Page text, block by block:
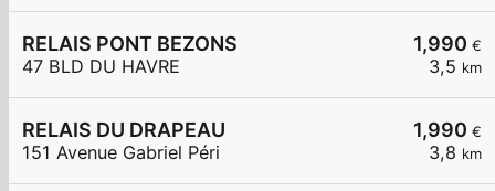
1,990 €
3,5 km
RELAIS PONT BEZONS
47 BLD DU HAVRE
1,990 €
3,8 km
RELAIS DU DRAPEAU
151 Avenue Gabriel Péri